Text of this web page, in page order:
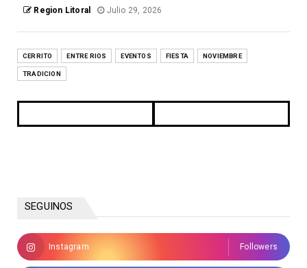
Region Litoral Julio 29, 2026
CERRITO ENTRE RIOS EVENTOS FIESTA NOVIEMBRE
TRADICION
SEGUINOS
Instagram Followers